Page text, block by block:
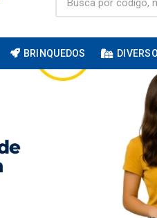
BRINQUEDOS